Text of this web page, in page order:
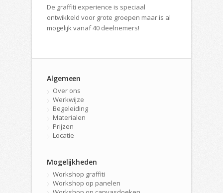
De graffiti experience is speciaal
ontwikkeld voor grote groepen maar is al
mogelijk vanaf 40 deelnemers!
Algemeen
Over ons
Werkwijze
Begeleiding
Materialen
Prijzen
Locatie
Mogelijkheden
Workshop graffiti
Workshop op panelen